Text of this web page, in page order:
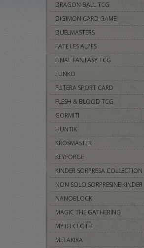
DRAGON BALL TCG
DIGIMON CARD GAME
DUELMASTERS
FATE LES ALPES
FINAL FANTASY TCG
FUNKO
FUTERA SPORT CARD
FLESH & BLOOD TCG
GORMITI
HUNTIK
KROSMASTER
KEYFORGE
KINDER SORPRESA COLLECTION
NON SOLO SORPRESINE KINDER
NANOBLOCK
MAGIC THE GATHERING
MYTH CLOTH
METAKIRA